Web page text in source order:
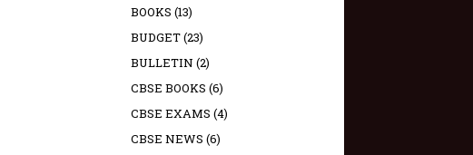
BOOKS (13)
BUDGET(23)
BULLETIN (2)
CBSE BOOKS (6)
CBSE EXAMS (4)
CBSE NEWS (6)